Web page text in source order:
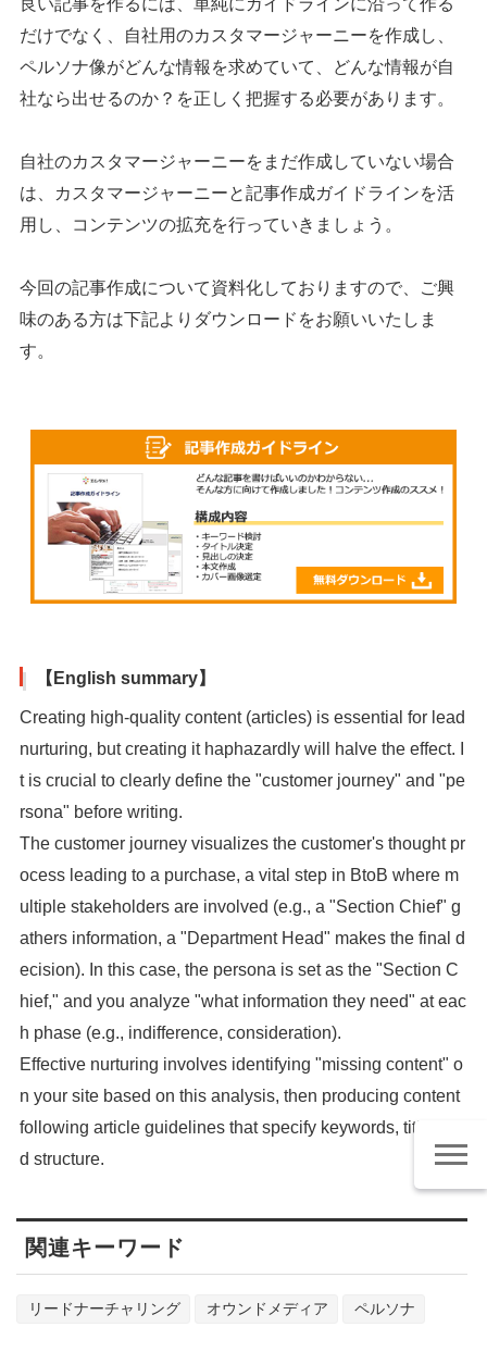
良い記事を作るには、単純にガイドラインに沿って作る
だけでなく、自社用のカスタマージャーニーを作成し、
ペルソナ像がどんな情報を求めていて、どんな情報が自
社なら出せるのか？を正しく把握する必要があります。
自社のカスタマージャーニーをまだ作成していない場合
は、カスタマージャーニーと記事作成ガイドラインを活
用し、コンテンツの拡充を行っていきましょう。
今回の記事作成について資料化しておりますので、ご興
味のある方は下記よりダウンロードをお願いいたしま
す。
【English summary】
Creating high-quality content (articles) is essential for lead
nurturing, but creating it haphazardly will halve the effect. I
t is crucial to clearly define the "customer journey" and "pe
rsona" before writing.
The customer journey visualizes the customer's thought pr
ocess leading to a purchase, a vital step in BtoB where m
ultiple stakeholders are involved (e.g., a "Section Chief" g
athers information, a "Department Head" makes the final d
ecision). In this case, the persona is set as the "Section C
hief," and you analyze "what information they need" at eac
h phase (e.g., indifference, consideration).
Effective nurturing involves identifying "missing content" o
n your site based on this analysis, then producing content
following article guidelines that specify keywords, titles, an
d structure.
関連キーワード
リードナーチャリング オウンドメディア ペルソナ